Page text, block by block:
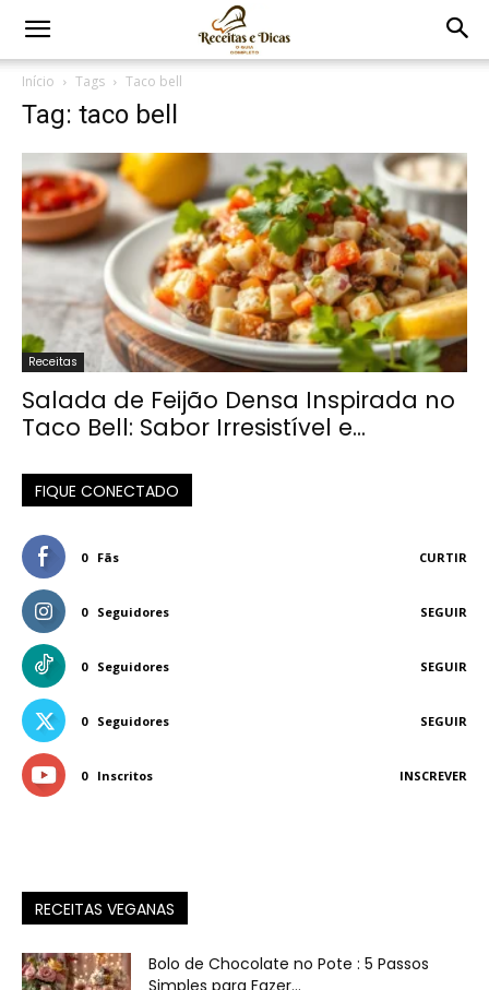
Início Tags Taco bell
Tag: taco bell
Receitas
Salada de Feijão Densa Inspirada no
Taco Bell: Sabor Irresistível e...
FIQUE CONECTADO
0 Fãs CURTIR
0 Seguidores SEGUIR
0 Seguidores SEGUIR
0 Seguidores SEGUIR
0 Inscritos INSCREVER
RECEITAS VEGANAS
Bolo de Chocolate no Pote : 5 Passos